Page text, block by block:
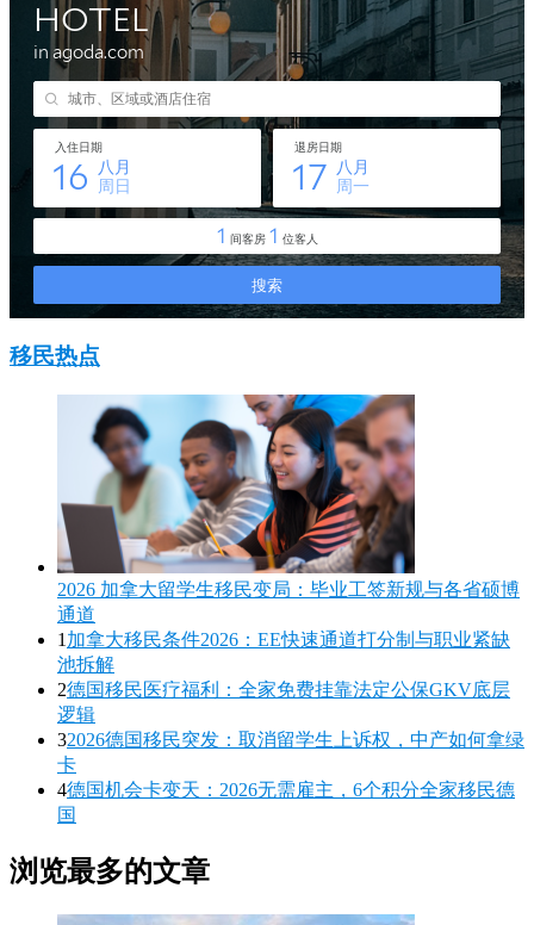
移民热点
2026 加拿大留学生移民变局：毕业工签新规与各省硕博
通道
1 加拿大移民条件2026：EE快速通道打分制与职业紧缺
池拆解
2德国移民医疗福利：全家免费挂靠法定公保GKV底层
逻辑
32026德国移民突发：取消留学生上诉权，中产如何拿绿
卡
4德国机会卡变天：2026无需雇主，6个积分全家移民德
国
浏览最多的文章